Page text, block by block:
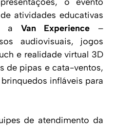
atividades educativas
a Van Experience –
audiovisuais, jogos
e realidade virtual 3D
de pipas e cata-ventos,
infláveis para
de atendimento da